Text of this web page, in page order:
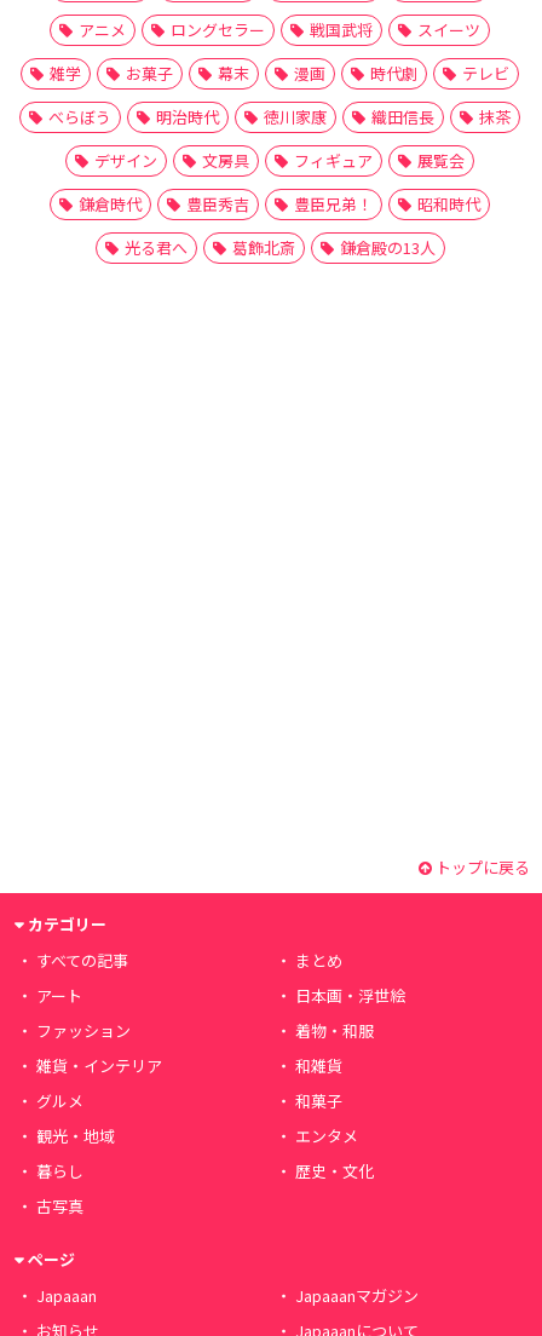
アニメ
ロングセラー 戦国武将
スイーツ
雑学
お菓子 幕末 漫画 時代劇
テレビ
べらぼう
明治時代 徳川家康 織田信長
抹茶
デザイン
文房具 フィギュア
展覧会
鎌倉時代
豊臣秀吉 豊臣兄弟！
昭和時代
光る君へ
葛飾北斎 鎌倉殿の13人
トップに戻る
カテゴリー
すべての記事
まとめ
アート
日本画・浮世絵
ファッション
着物・和服
雑貨・インテリア
和雑貨
グルメ
和菓子
観光・地域
エンタメ
暮らし
歴史・文化
古写真
ページ
Japaaan
Japaaanマガジン
お知らせ
Japaaanについて